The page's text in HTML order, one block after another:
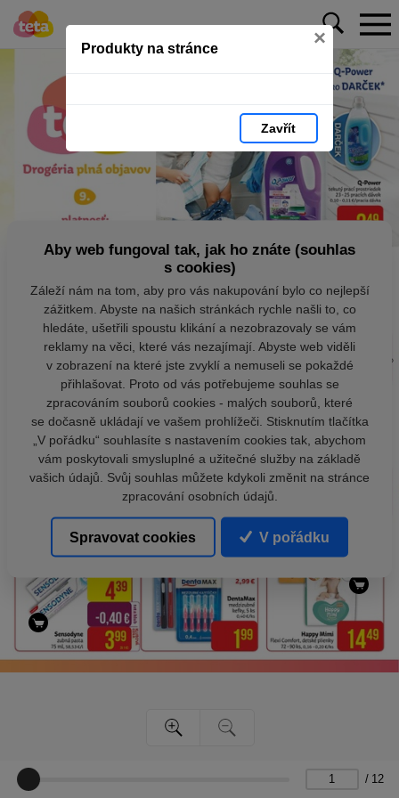
Produkty na stránce ×
Zavřít
/ 12
Aby web fungoval tak, jak ho znáte (souhlas
s cookies)
Záleží nám na tom, aby pro vás nakupování bylo co nejlepší
zážitkem. Abyste na našich stránkách rychle našli to, co
hledáte, ušetřili spoustu klikání a nezobrazovaly se vám
reklamy na věci, které vás nezajímají. Abyste web viděli
v zobrazení na které jste zvyklí a nemuseli se pokaždé
přihlašovat. Proto od vás potřebujeme souhlas se
zpracováním souborů cookies - malých souborů, které
se dočasně ukládají ve vašem prohlížeči. Stisknutím tlačítka
„V pořádku“ souhlasíte s nastavením cookies tak, abychom
vám poskytovali smysluplné a užitečné služby na základě
vašich údajů. Svůj souhlas můžete kdykoli změnit na stránce
zpracování osobních údajů.
Spravovat cookies V pořádku